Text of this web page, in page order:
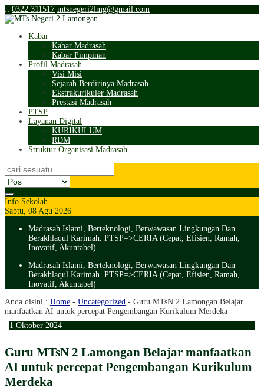
:: 0322 311517 mtsnegeri2lmg@gmail.com
Kabar
Kabar Madrasah
Kabar Pimpinan
Profil Madrasah
Visi Misi
Sejarah Berdirinya Madrasah
Ekstrakurikuler Madrasah
Prestasi Madrasah
PTSP
Layanan Digital
KURIKULUM
RDM
Struktur Organisasi Madrasah
Info Sekolah
Sabtu, 08 Agu 2026
Madrasah Islami, Berteknologi, Berwawasan Lingkungan Dan
Berakhlaqul Karimah. PTSP=>CERIA (Cepat, Efisien, Ramah,
Inovatif, Akuntabel)
Madrasah Islami, Berteknologi, Berwawasan Lingkungan Dan
Berakhlaqul Karimah. PTSP=>CERIA (Cepat, Efisien, Ramah,
Inovatif, Akuntabel)
Anda disini : Home - Uncategorized - Guru MTsN 2 Lamongan Belajar
manfaatkan AI untuk percepat Pengembangan Kurikulum Merdeka
1 Oktober 2024
Guru MTsN 2 Lamongan Belajar manfaatkan
AI untuk percepat Pengembangan Kurikulum
Merdeka